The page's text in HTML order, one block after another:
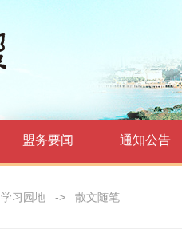
盟务要闻 通知公告
学习园地 -> 散文随笔